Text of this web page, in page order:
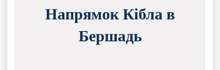
Напрямок Кібла в
Бершадь